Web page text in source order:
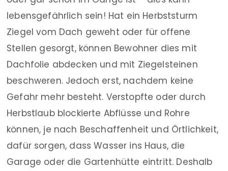
lebensgefährlich sein! Hat ein Herbststurm
Ziegel vom Dach geweht oder für offene
Stellen gesorgt, können Bewohner dies mit
Dachfolie abdecken und mit Ziegelsteinen
beschweren. Jedoch erst, nachdem keine
Gefahr mehr besteht. Verstopfte oder durch
Herbstlaub blockierte Abflüsse und Rohre
können, je nach Beschaffenheit und Örtlichkeit,
dafür sorgen, dass Wasser ins Haus, die
Garage oder die Gartenhütte eintritt. Deshalb